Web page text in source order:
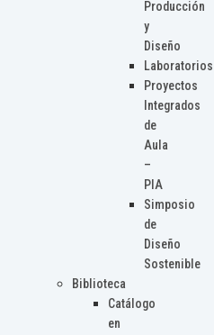
Producción
y
Diseño
Laboratorios
Proyectos
Integrados
de
Aula
–
PIA
Simposio
de
Diseño
Sostenible
Biblioteca
Catálogo
en